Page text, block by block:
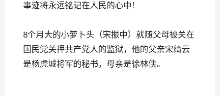
事迹将永远铭记在人民的心中！
8个月大的小萝卜头（宋振中）就随父母被关在
国民党关押共产党人的监狱，他的父亲宋绮云
是杨虎城将军的秘书，母亲是徐林侠。